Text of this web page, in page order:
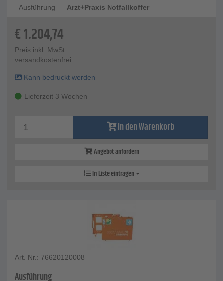
Ausführung Arzt+Praxis Notfallkoffer
€1.204,74
Preis inkl. MwSt.
versandkostenfrei
Kann bedruckt werden
Lieferzeit 3 Wochen
In den Warenkorb
Angebot anfordern
In Liste eintragen
Art. Nr.: 76620120008
Ausführung